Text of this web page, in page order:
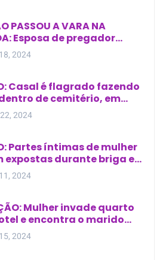
PASSOU A VARA NA
Esposa de pregador
descobre
extra-conjugal
2024
Casal é flagrado fazendo
de cemitério, em
túmulo no Maranhão
2024
Partes íntimas de mulher
expostas durante briga em
2024
Mulher invade quarto
e encontra o marido
na cama
2024